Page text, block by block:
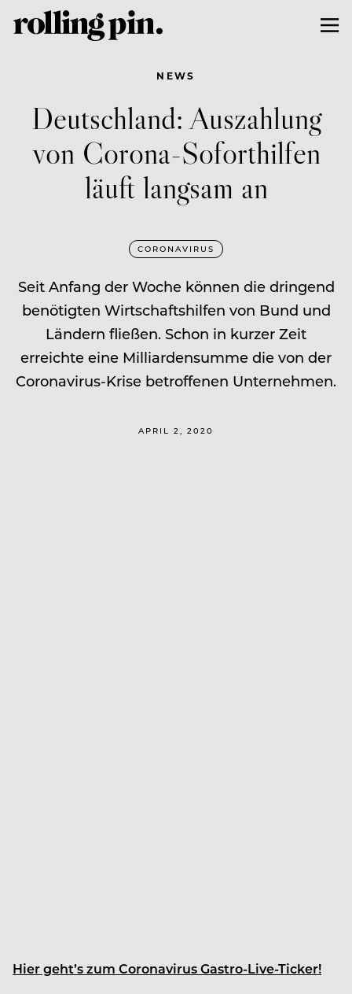
NEWS
Deutschland: Auszahlung
von Corona-Soforthilfen
läuft langsam an
CORONAVIRUS
Seit Anfang der Woche können die dringend
benötigten Wirtschaftshilfen von Bund und
Ländern fließen. Schon in kurzer Zeit
erreichte eine Milliardensumme die von der
Coronavirus-Krise betroffenen Unternehmen.
APRIL 2, 2020
Hier geht’s zum Coronavirus Gastro-Live-Ticker!